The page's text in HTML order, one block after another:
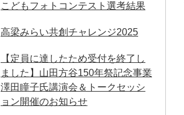
こどもフォトコンテスト選考結果
高梁みらい共創チャレンジ2025
【定員に達したため受付を終了し
ました】山田方谷150年祭記念事業
澤田瞳子氏講演会＆トークセッシ
ョン開催のお知らせ